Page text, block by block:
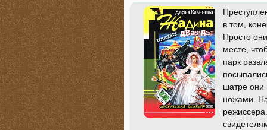
в том,
Просто
месте,
парк
шатре они
ножами.